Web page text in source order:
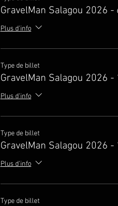
GravelMan Salagou 2026 -
Plus d'info
Type de billet
GravelMan Salagou 2026 -
Plus d'info
Type de billet
GravelMan Salagou 2026 -
Plus d'info
Type de billet